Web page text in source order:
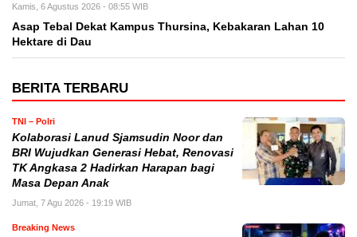
Kamis, 6 Agustus 2026 - 08:55 WIB
Asap Tebal Dekat Kampus Thursina, Kebakaran Lahan 10
Hektare di Dau
BERITA TERBARU
TNI – Polri
Kolaborasi Lanud Sjamsudin Noor dan
BRI Wujudkan Generasi Hebat, Renovasi
TK Angkasa 2 Hadirkan Harapan bagi
Masa Depan Anak
Jumat, 7 Agu 2026 - 19:19 WIB
Breaking News